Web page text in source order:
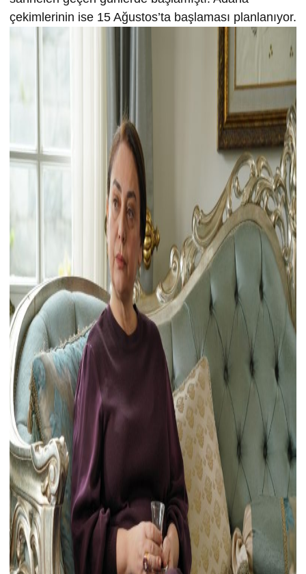
çekimlerinin ise 15 Ağustos’ta başlaması planlanıyor.